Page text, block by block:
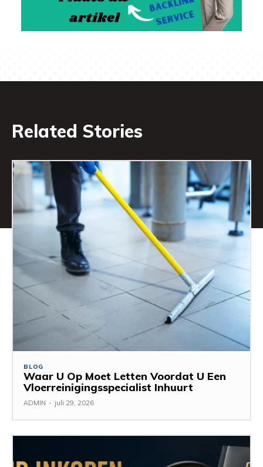
Related Stories
BLOG
Waar U Op Moet Letten Voordat U Een
Vloerreinigingsspecialist Inhuurt
ADMIN - juli 29, 2026